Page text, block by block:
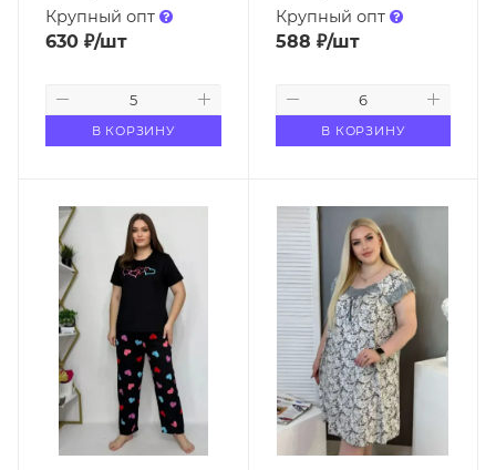
Крупный опт
630 ₽/шт
В КОРЗИНУ
Крупный опт
588 ₽/шт
В КОРЗИНУ